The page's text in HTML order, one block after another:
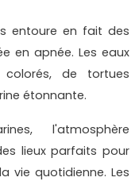
entoure en fait des
en apnée. Les eaux
de tortues
étonnante.
l'atmosphère
lieux parfaits pour
vie quotidienne. Les